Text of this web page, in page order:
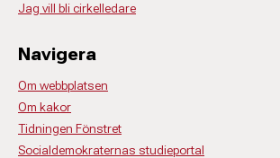
Jag vill bli cirkelledare
Navigera
Om webbplatsen
Om kakor
Tidningen Fönstret
Socialdemokraternas studieportal